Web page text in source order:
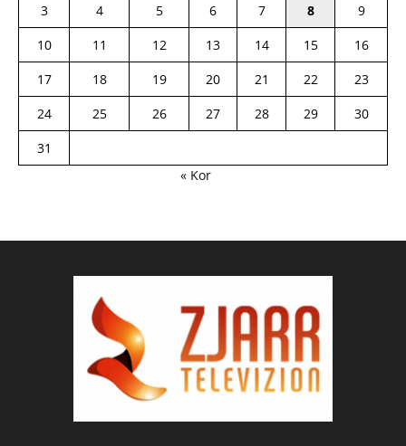
3
4 5 6 7 8
9
10
11 12 13 14 15
16
17
18 19 20 21 22
23
24
25 26 27 28 29
30
31
« Kor